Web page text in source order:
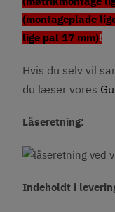
(montageplade
lige pal 17 mm)!
Hvis du selv vil
du læser vores
Låseretning:
Indeholdt i